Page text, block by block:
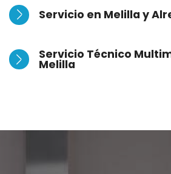
Servicio en Melilla y
Servicio Técnico
Melilla